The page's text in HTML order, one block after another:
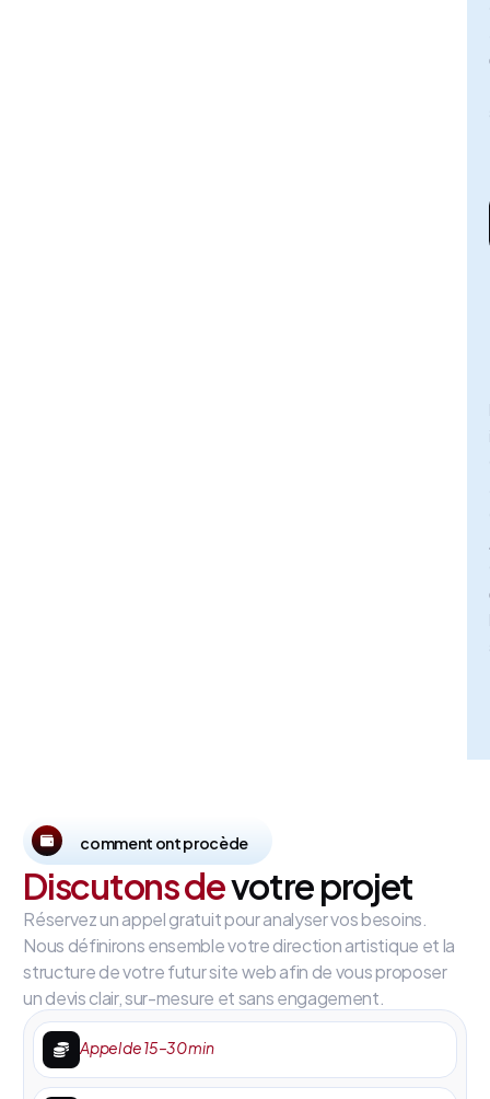
comment ont procède
Discutons devotre projet
Réservez un appel gratuit pour analyser vos besoins.
Nous définirons ensemble votre direction artistique et la
structure de votre futur site web afin de vous proposer
un devis clair, sur-mesure et sans engagement.
Appel de 15–30 min